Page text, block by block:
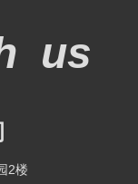
us
2楼